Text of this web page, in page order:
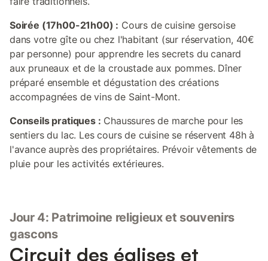
Soirée (17h00-21h00) : Cours de cuisine gersoise
dans votre gîte ou chez l'habitant (sur réservation, 40€
par personne) pour apprendre les secrets du canard
aux pruneaux et de la croustade aux pommes. Dîner
préparé ensemble et dégustation des créations
accompagnées de vins de Saint-Mont.
Conseils pratiques : Chaussures de marche pour les
sentiers du lac. Les cours de cuisine se réservent 48h à
l'avance auprès des propriétaires. Prévoir vêtements de
pluie pour les activités extérieures.
Jour 4: Patrimoine religieux et souvenirs
gascons
Circuit des églises et